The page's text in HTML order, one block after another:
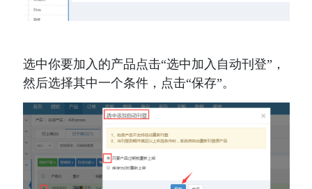
选中你要加入的产品点击“选中加入自动刊登”，
然后选择其中一个条件，点击“保存”。